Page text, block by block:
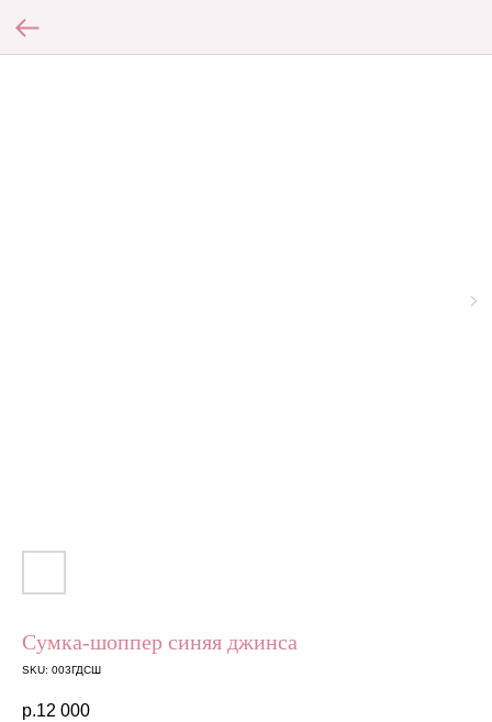
Сумка-шоппер синяя джинса
SKU: 003ГДСШ
р.12 000